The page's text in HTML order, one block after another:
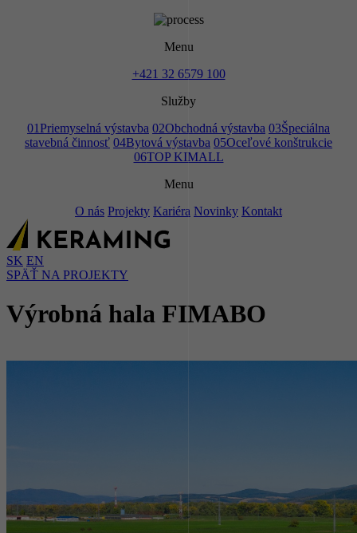
Menu
+421 32 6579 100
Služby
01Priemyselná výstavba 02Obchodná výstavba 03Špeciálna
stavebná činnosť 04Bytová výstavba 05Oceľové konštrukcie
06TOP KIMALL
Menu
O nás Projekty Kariéra Novinky Kontakt
SK EN
SPÄŤ NA PROJEKTY
Výrobná hala FIMABO